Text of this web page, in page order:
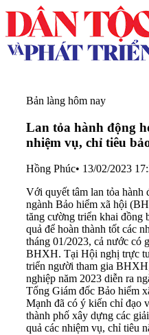
Bản làng hôm nay
Lan tỏa hành động
nhiệm vụ, chỉ tiêu
Hồng Phúc• 13/02/2023
Với quyết tâm lan tỏa hành
ngành Bảo hiểm xã hội
tăng cường triển khai đồng
quả để hoàn thành tốt các
tháng 01/2023, cả nước có
BHXH. Tại Hội nghị trực
triển người tham gia
nghiệp năm 2023 diễn ra
Tổng Giám đốc Bảo hiểm
Mạnh đã có ý kiến chỉ đạo
thành phố xây dựng các
quả các nhiệm vụ, chỉ tiêu